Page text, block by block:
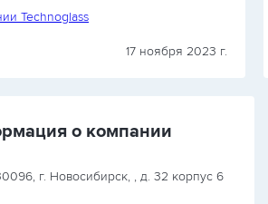
17 ноября 2023 г.
о компании
г. Новосибирск, , д. 32 корпус 6